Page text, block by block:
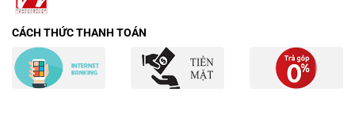
CÁCH THỨC THANH TOÁN